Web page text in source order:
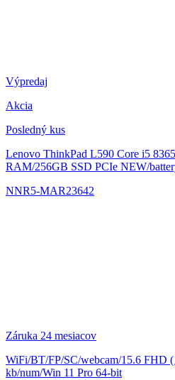
Výpredaj
Akcia
Posledný kus
Lenovo ThinkPad L590 Core i5
RAM/256GB SSD PCIe NEW/
NNR5-MAR23642
Záruka 24 mesiacov
WiFi/BT/FP/SC/webcam/15.6 FHD
kb/num/Win 11 Pro 64-bit